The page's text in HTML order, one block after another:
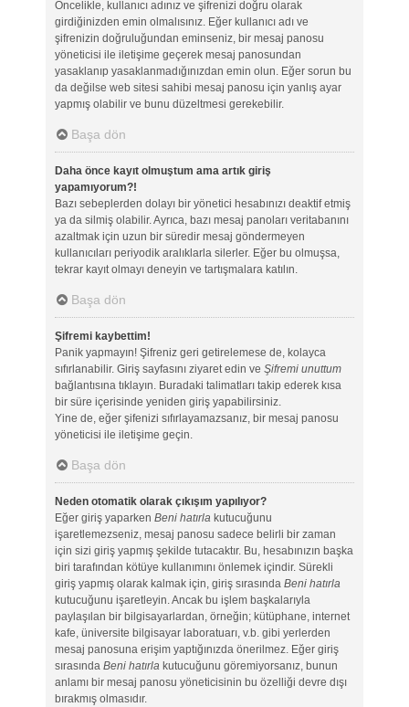
Öncelikle, kullanıcı adınız ve şifrenizi doğru olarak
girdiğinizden emin olmalısınız. Eğer kullanıcı adı ve
şifrenizin doğruluğundan eminseniz, bir mesaj panosu
yöneticisi ile iletişime geçerek mesaj panosundan
yasaklanıp yasaklanmadığınızdan emin olun. Eğer sorun bu
da değilse web sitesi sahibi mesaj panosu için yanlış ayar
yapmış olabilir ve bunu düzeltmesi gerekebilir.
Başa dön
Daha önce kayıt olmuştum ama artık giriş
yapamıyorum?!
Bazı sebeplerden dolayı bir yönetici hesabınızı deaktif etmiş
ya da silmiş olabilir. Ayrıca, bazı mesaj panoları veritabanını
azaltmak için uzun bir süredir mesaj göndermeyen
kullanıcıları periyodik aralıklarla silerler. Eğer bu olmuşsa,
tekrar kayıt olmayı deneyin ve tartışmalara katılın.
Başa dön
Şifremi kaybettim!
Panik yapmayın! Şifreniz geri getirelemese de, kolayca
sıfırlanabilir. Giriş sayfasını ziyaret edin ve Şifremi unuttum
bağlantısına tıklayın. Buradaki talimatları takip ederek kısa
bir süre içerisinde yeniden giriş yapabilirsiniz.
Yine de, eğer şifenizi sıfırlayamazsanız, bir mesaj panosu
yöneticisi ile iletişime geçin.
Başa dön
Neden otomatik olarak çıkışım yapılıyor?
Eğer giriş yaparken Beni hatırlakutucuğunu
işaretlemezseniz, mesaj panosu sadece belirli bir zaman
için sizi giriş yapmış şekilde tutacaktır. Bu, hesabınızın başka
biri tarafından kötüye kullanımını önlemek içindir. Sürekli
giriş yapmış olarak kalmak için, giriş sırasında Beni hatırla
kutucuğunu işaretleyin. Ancak bu işlem başkalarıyla
paylaşılan bir bilgisayarlardan, örneğin; kütüphane, internet
kafe, üniversite bilgisayar laboratuarı, v.b. gibi yerlerden
mesaj panosuna erişim yaptığınızda önerilmez. Eğer giriş
sırasında Beni hatırlakutucuğunu göremiyorsanız, bunun
anlamı bir mesaj panosu yöneticisinin bu özelliği devre dışı
bırakmış olmasıdır.